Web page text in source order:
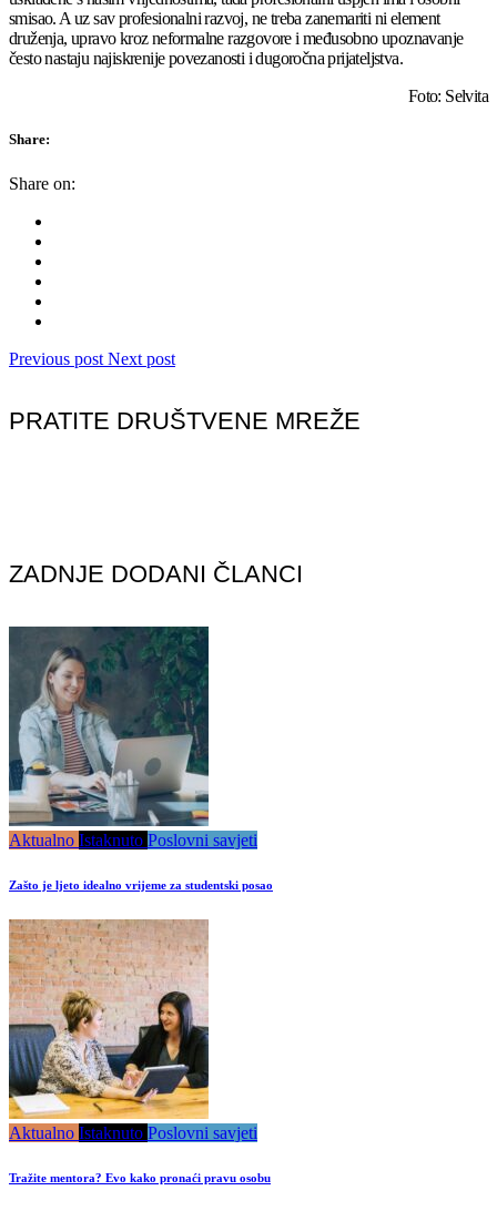
smisao. A uz sav profesionalni razvoj, ne treba zanemariti ni element
druženja, upravo kroz neformalne razgovore i međusobno upoznavanje
često nastaju najiskrenije povezanosti i dugoročna prijateljstva.
Foto: Selvita
Share:
Share on:
Previous post Next post
PRATITE DRUŠTVENE MREŽE
ZADNJE DODANI ČLANCI
Aktualno Istaknuto Poslovni savjeti
Zašto je ljeto idealno vrijeme za studentski posao
Aktualno Istaknuto Poslovni savjeti
Tražite mentora? Evo kako pronaći pravu osobu